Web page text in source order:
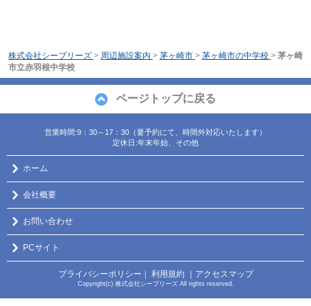
株式会社シーブリーズ > 周辺施設案内 > 茅ヶ崎市 > 茅ヶ崎市の中学校 > 茅ヶ崎
市立赤羽根中学校
ページトップに戻る
営業時間:9：30～17：30（要予約にて、時間外対応いたします）
定休日:年末年始、その他
ホーム
会社概要
お問い合わせ
PCサイト
プライバシーポリシー ｜ 利用規約 ｜アクセスマップ
Copyright(c) 株式会社シーブリーズ All rights reserved.